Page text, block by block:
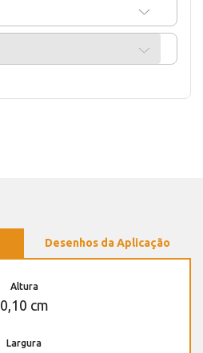
Desenhos da Aplicação
Altura
0,10 cm
Largura